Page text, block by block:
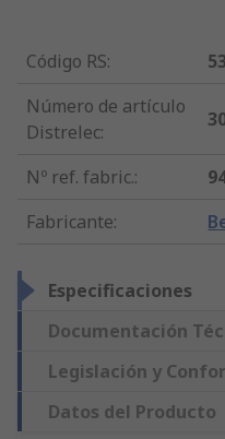
Código RS:
Número de artículo
Distrelec:
Nº ref. fabric.:
Fabricante:
Especificaciones
Documentación
Legislación y
Datos del Producto